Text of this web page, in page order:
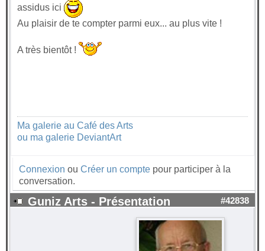
assidus ici
Au plaisir de te compter parmi eux... au plus vite !
A très bientôt !
Ma galerie au Café des Arts
ou ma galerie DeviantArt
Connexion ou Créer un compte pour participer à la
conversation.
Guniz Arts - Présentation #42838